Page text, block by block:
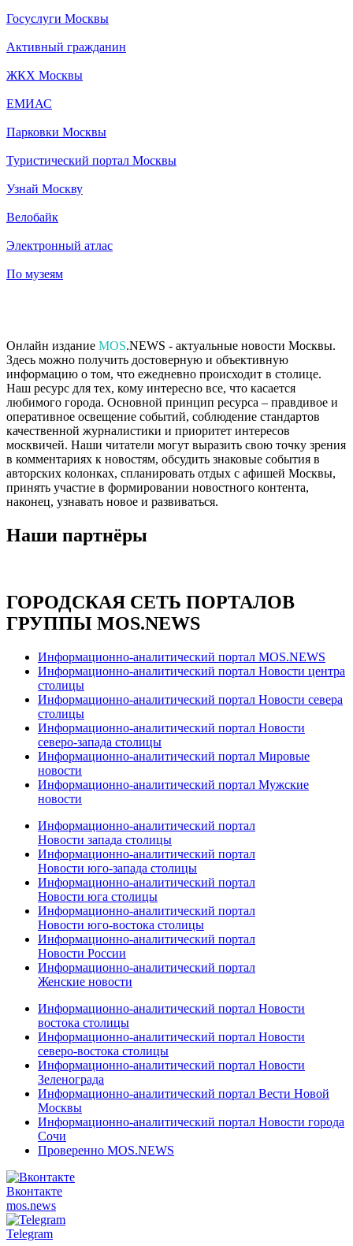
Госуслуги Москвы
Активный гражданин
ЖКХ Москвы
ЕМИАС
Парковки Москвы
Туристический портал Москвы
Узнай Москву
Велобайк
Электронный атлас
По музеям
Онлайн издание MOS.NEWS - актуальные новости Москвы.
Здесь можно получить достоверную и объективную
информацию о том, что ежедневно происходит в столице.
Наш ресурс для тех, кому интересно все, что касается
любимого города. Основной принцип ресурса – правдивое и
оперативное освещение событий, соблюдение стандартов
качественной журналистики и приоритет интересов
москвичей. Наши читатели могут выразить свою точку зрения
в комментариях к новостям, обсудить знаковые события в
авторских колонках, спланировать отдых с афишей Москвы,
принять участие в формировании новостного контента,
наконец, узнавать новое и развиваться.
Наши партнёры
ГОРОДСКАЯ СЕТЬ ПОРТАЛОВ
ГРУППЫ MOS.NEWS
Информационно-аналитический портал MOS.NEWS
Информационно-аналитический портал Новости центра
столицы
Информационно-аналитический портал Новости севера
столицы
Информационно-аналитический портал Новости
северо-запада столицы
Информационно-аналитический портал Мировые
новости
Информационно-аналитический портал Мужские
новости
Информационно-аналитический портал
Новости запада столицы
Информационно-аналитический портал
Новости юго-запада столицы
Информационно-аналитический портал
Новости юга столицы
Информационно-аналитический портал
Новости юго-востока столицы
Информационно-аналитический портал
Новости России
Информационно-аналитический портал
Женские новости
Информационно-аналитический портал Новости
востока столицы
Информационно-аналитический портал Новости
северо-востока столицы
Информационно-аналитический портал Новости
Зеленограда
Информационно-аналитический портал Вести Новой
Москвы
Информационно-аналитический портал Новости города
Сочи
Проверенно MOS.NEWS
Вконтакте
mos.news
Telegram